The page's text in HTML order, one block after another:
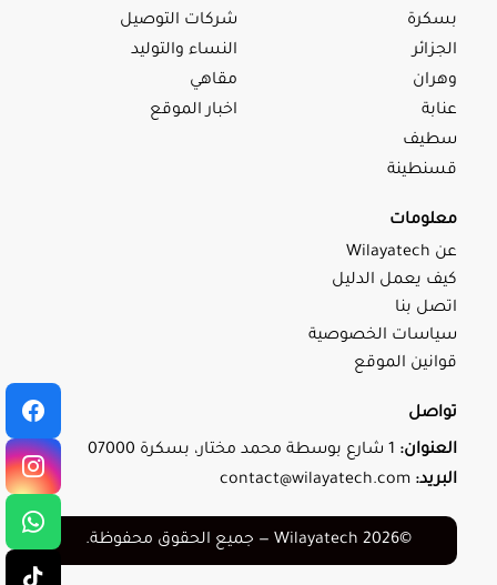
بسكرة
الجزائر
وهران
عنابة
سطيف
قسنطينة
شركات التوصيل
النساء والتوليد
مقاهي
اخبار الموقع
معلومات
عن Wilayatech
كيف يعمل الدليل
اتصل بنا
سياسات الخصوصية
قوانين الموقع
تواصل
العنوان:
البريد: contact@wilayatech.com
©2026 Wilayatech — جميع الحقوق محفوظة.